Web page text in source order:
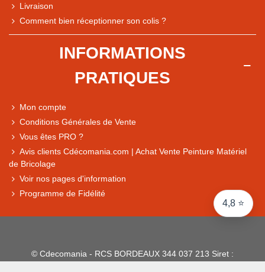
4,8 ⭐
Comparaison des performances du magasin
Express, Chez vous, Point relais, Retrait magasin
Livraison
Comment bien réceptionner son colis ?
INFORMATIONS
PRATIQUES
Mon compte
Conditions Générales de Vente
Vous êtes PRO ?
Avis clients Cdécomania.com | Achat Vente Peinture Matériel
de Bricolage
Voir nos pages d'information
Programme de Fidélité
© Cdecomania - RCS BORDEAUX 344 037 213 Siret :